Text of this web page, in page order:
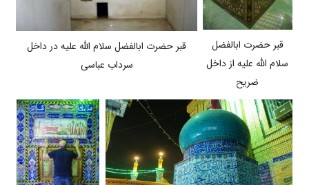
قبر حضرت ابالفضل
سلام الله علیه از داخل
ضریح
قبر حضرت ابالفضل سلام الله علیه در داخل
سرداب عباسی